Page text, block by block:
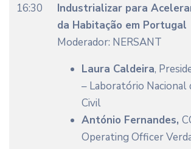
16:30
Industrializar para
da Habitação em Portugal
Moderador: NERSANT
Laura Caldeira,
– Laboratório Nacional
Civil
António Fernandes,
Operating Officer